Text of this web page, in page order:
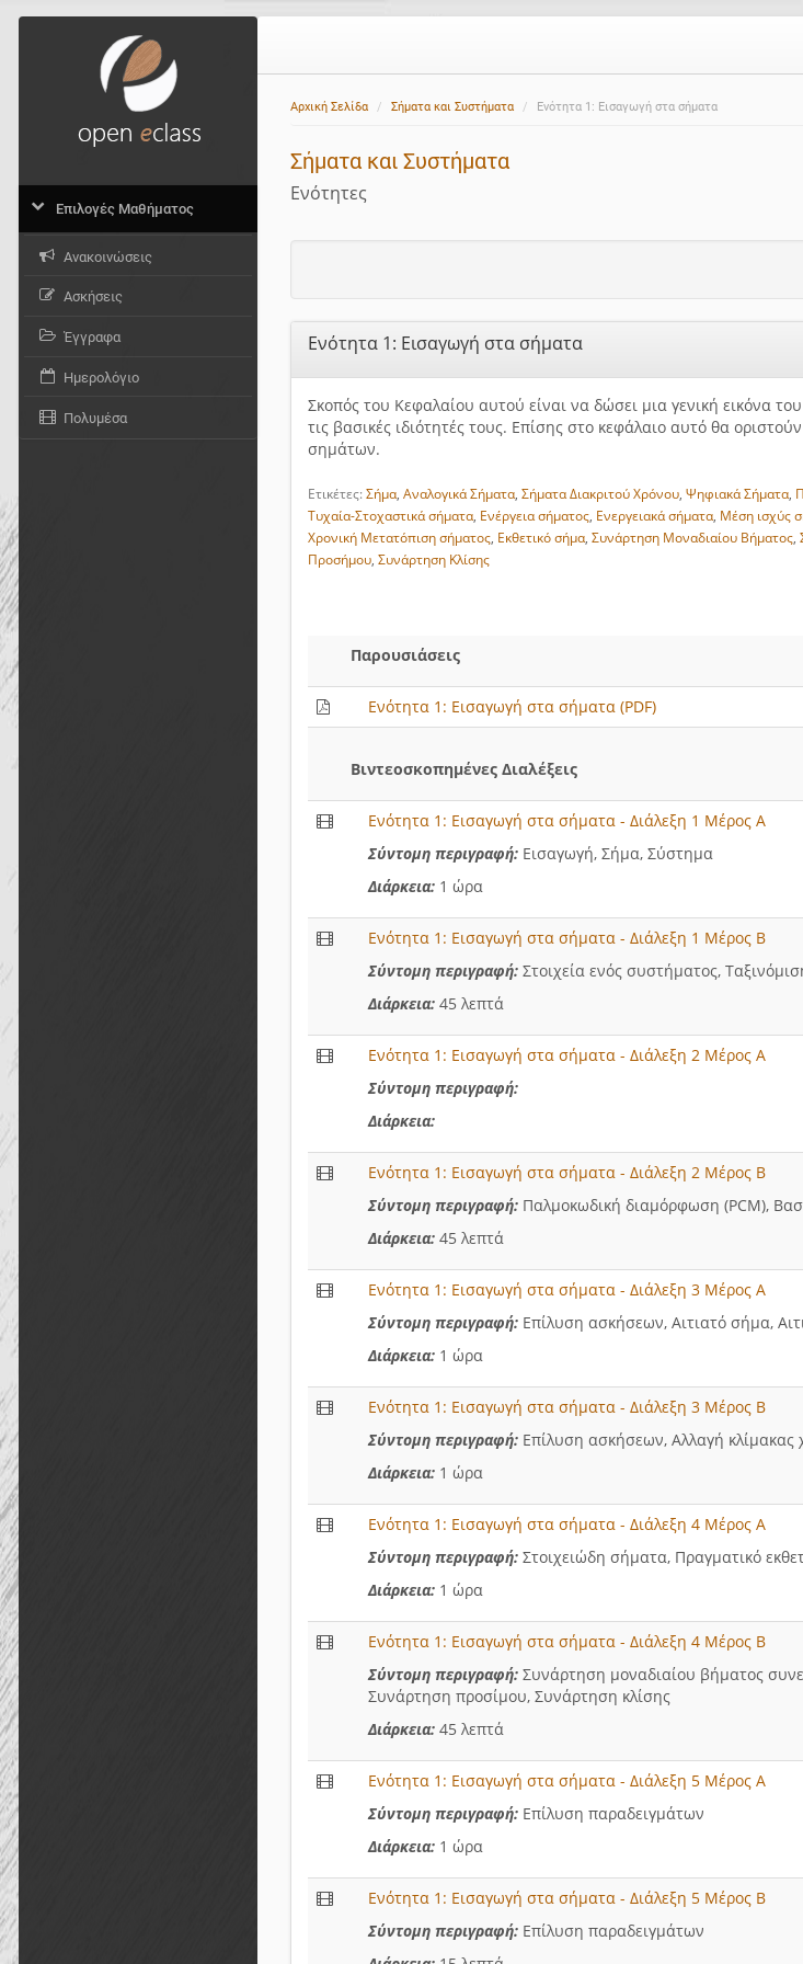
Αρχική Σελίδα Σήματα και Συστήματα Ενότητα 1: Εισαγωγή στα σήματα
Σήματα και Συστήματα
Ενότητες
Ενότητα 1: Εισαγωγή στα σήματα
Σκοπός του Κεφαλαίου αυτού είναι να δώσει μια γενική εικόνα
τις βασικές ιδιότητές τους. Επίσης στο κεφάλαιο αυτό θα
σημάτων.
Ετικέτες: Σήμα ,Αναλογικά Σήματα ,Σήματα Διακριτού Χρόνου ,Ψηφιακά Σήματα
Τυχαία-Στοχαστικά σήματα Ενέργεια σήματος Ενεργειακά σήματα Μέση ισχύς
Χρονική Μετατόπιση σήματος Εκθετικό σήμα ,Συνάρτηση Μοναδιαίου Βήματος ,
Προσήμου ,Συνάρτηση Κλίσης
Παρουσιάσεις
Ενότητα 1: Εισαγωγή στα σήματα (PDF)
Βιντεοσκοπημένες Διαλέξεις
Ενότητα 1: Εισαγωγή στα σήματα - Διάλεξη 1 Μέρος Α
Σύντομη περιγραφή: Εισαγωγή, Σήμα, Σύστημα
Διάρκεια: 1 ώρα
Ενότητα 1: Εισαγωγή στα σήματα - Διάλεξη 1 Μέρος Β
Σύντομη περιγραφή: Στοιχεία ενός συστήματος,
Διάρκεια: 45 λεπτά
Ενότητα 1: Εισαγωγή στα σήματα - Διάλεξη 2 Μέρος Α
Σύντομη περιγραφή:
Διάρκεια:
Ενότητα 1: Εισαγωγή στα σήματα - Διάλεξη 2 Μέρος Β
Σύντομη περιγραφή: Παλμοκωδική διαμόρφωση (PCM),
Διάρκεια: 45 λεπτά
Ενότητα 1: Εισαγωγή στα σήματα - Διάλεξη 3 Μέρος Α
Σύντομη περιγραφή: Επίλυση ασκήσεων, Αιτιατό σήμα,
Διάρκεια: 1 ώρα
Ενότητα 1: Εισαγωγή στα σήματα - Διάλεξη 3 Μέρος Β
Σύντομη περιγραφή: Επίλυση ασκήσεων, Αλλαγή κλίμακας
Διάρκεια: 1 ώρα
Ενότητα 1: Εισαγωγή στα σήματα - Διάλεξη 4 Μέρος Α
Σύντομη περιγραφή: Στοιχειώδη σήματα, Πραγματικό
Διάρκεια: 1 ώρα
Ενότητα 1: Εισαγωγή στα σήματα - Διάλεξη 4 Μέρος Β
Σύντομη περιγραφή: Συνάρτηση μοναδιαίου βήματος
Συνάρτηση προσίμου, Συνάρτηση κλίσης
Διάρκεια: 45 λεπτά
Ενότητα 1: Εισαγωγή στα σήματα - Διάλεξη 5 Μέρος Α
Σύντομη περιγραφή: Επίλυση παραδειγμάτων
Διάρκεια: 1 ώρα
Ενότητα 1: Εισαγωγή στα σήματα - Διάλεξη 5 Μέρος Β
Σύντομη περιγραφή: Επίλυση παραδειγμάτων
Επιλογές Μαθήματος
Ανακοινώσεις
Ασκήσεις
Έγγραφα
Ημερολόγιο
Πολυμέσα